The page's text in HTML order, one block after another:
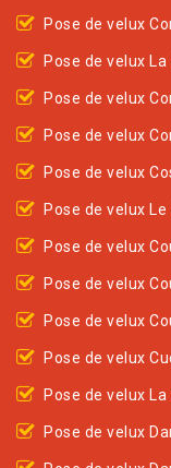
Pose de velux
Pose de velux
Pose de velux
Pose de velux
Pose de velux
Pose de velux
Pose de velux
Pose de velux
Pose de velux
Pose de velux
Pose de velux
Pose de velux